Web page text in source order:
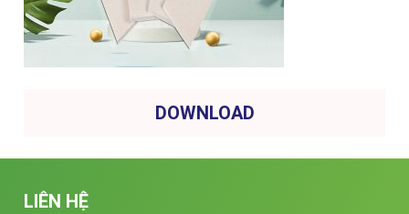
DOWNLOAD
LIÊN HỆ